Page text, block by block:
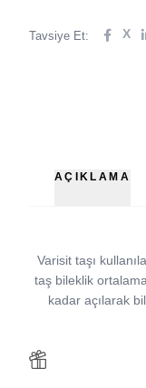
Tavsiye Et: X
AÇIKLAMA
Varisit taşı
taş bileklik
kadar açılarak